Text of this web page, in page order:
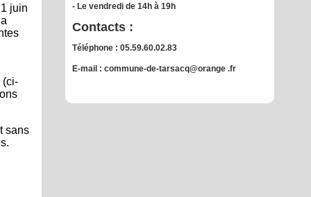
juin
(ci-
sans
- Le vendredi de 14h à 19h
Contacts :
Téléphone : 05.59.60.02.83
E-mail : commune-de-tarsacq@orange .fr